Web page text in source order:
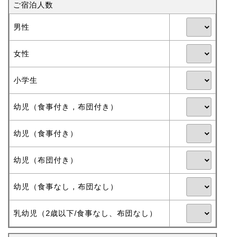
ご宿泊人数
男性
女性
小学生
幼児（食事付き，布団付き）
幼児（食事付き）
幼児（布団付き）
幼児（食事なし，布団なし）
乳幼児（2歳以下/食事なし、布団なし）